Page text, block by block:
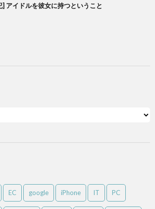
] アイドルを彼女に持つということ
EC google iPhone IT PC